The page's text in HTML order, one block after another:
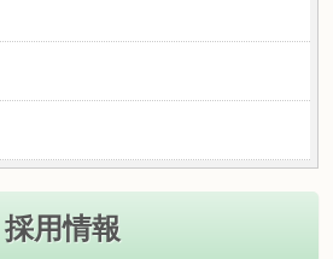
採用情報